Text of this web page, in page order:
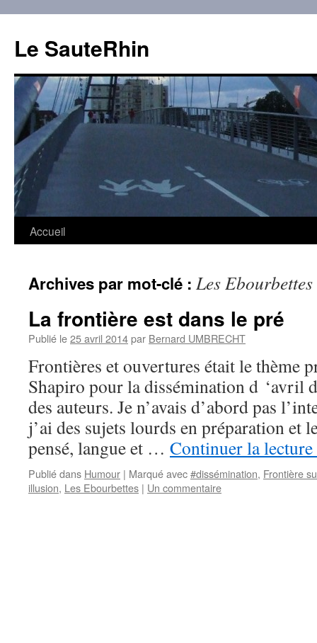
contenu
Le SauteRhin
Accueil
Archives par mot-clé : Les Ebourbettes
La frontière est dans le pré
Publié le25 avril 2014par Bernard UMBRECHT
Frontières et ouvertures était le thème
Shapiro pour la dissémination d ‘avril
des auteurs. Je n’avais d’abord pas
j’ai des sujets lourds en préparation et
pensé, langue et … Continuer la lecture
Publié dans Humour | Marqué avec#dissémination, Frontière
illusion, Les Ebourbettes | Un commentaire